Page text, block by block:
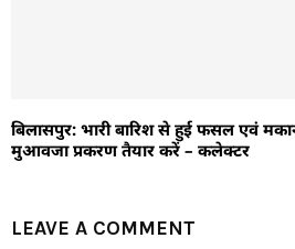
बिलासपुर: भारी बारिश से हुई फसल एवं
मुआवजा प्रकरण तैयार करें – कलेक्टर
LEAVE A COMMENT